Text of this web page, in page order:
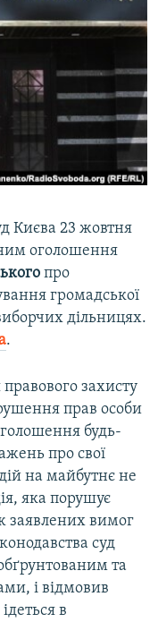
Києва 23 жовтня
оголошення
про
громадської
дільницях.
.
захисту
прав особи
будь-
про свої
на майбутнє не
яка порушує
заявлених вимог
суд
та
і відмовив
в